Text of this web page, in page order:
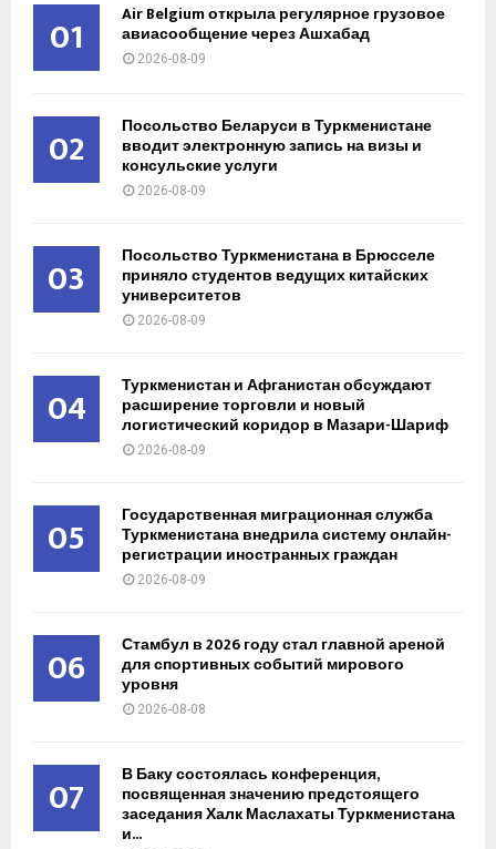
01 Air Belgium открыла регулярное грузовое
авиасообщение через Ашхабад
2026-08-09
02 Посольство Беларуси в Туркменистане
вводит электронную запись на визы и
консульские услуги
2026-08-09
03 Посольство Туркменистана в Брюсселе
приняло студентов ведущих китайских
университетов
2026-08-09
04 Туркменистан и Афганистан обсуждают
расширение торговли и новый
логистический коридор в Мазари-Шариф
2026-08-09
05 Государственная миграционная служба
Туркменистана внедрила систему онлайн-
регистрации иностранных граждан
2026-08-09
06 Стамбул в 2026 году стал главной ареной
для спортивных событий мирового
уровня
2026-08-08
07 В Баку состоялась конференция,
посвященная значению предстоящего
заседания Халк Маслахаты Туркменистана
и...